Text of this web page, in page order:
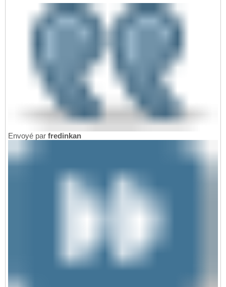
Envoyé par fredinkan